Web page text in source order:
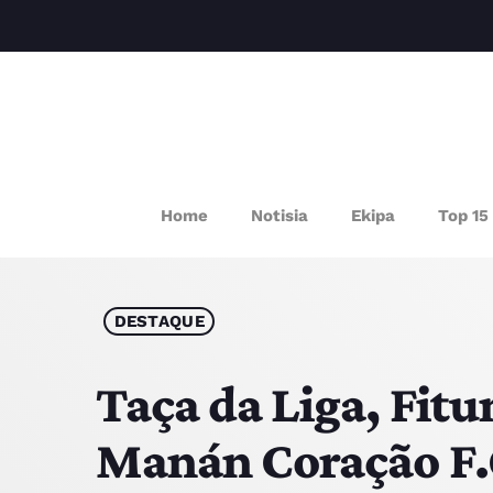
Home Notisia Ekipa Top 15
DESTAQUE
Taça da Liga,
Manán Coração